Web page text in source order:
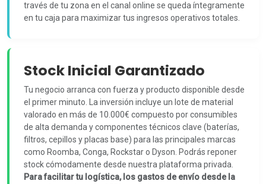
través de tu zona en el canal online se queda íntegramente
en tu caja para maximizar tus ingresos operativos totales.
Stock Inicial Garantizado
Tu negocio arranca con fuerza y producto disponible desde
el primer minuto. La inversión incluye un lote de material
valorado en más de 10.000€ compuesto por consumibles
de alta demanda y componentes técnicos clave (baterías,
filtros, cepillos y placas base) para las principales marcas
como Roomba, Conga, Rockstar o Dyson. Podrás reponer
stock cómodamente desde nuestra plataforma privada.
Para facilitar tu logística, los gastos de envío desde la